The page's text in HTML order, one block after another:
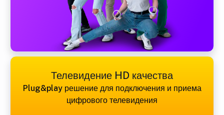
Телевидение HD качества
Plug&play решение для подключения и приема
цифрового телевидения